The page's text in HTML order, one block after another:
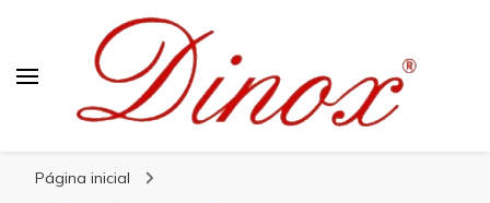
Página inicial